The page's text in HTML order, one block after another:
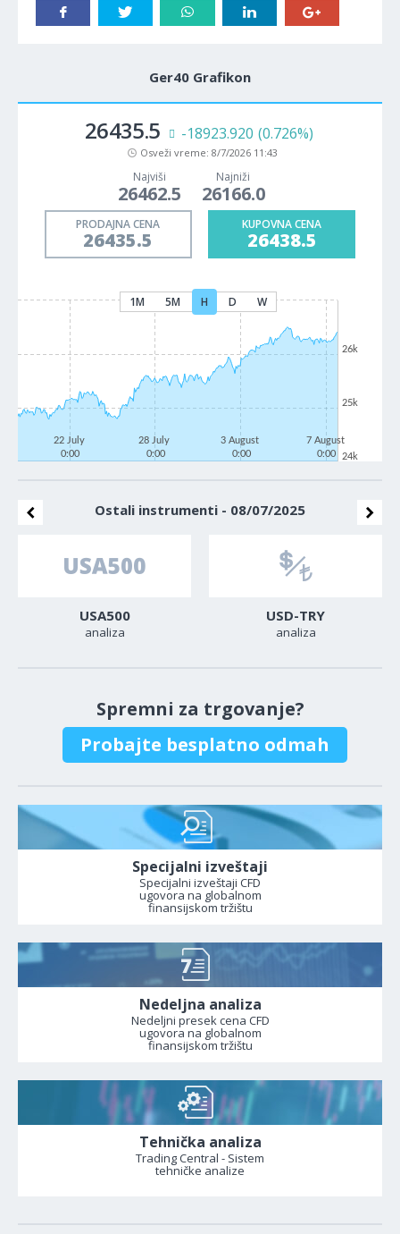
Ger40 Grafikon
26435.0 -18873.200 (0.724%)
Osveži vreme: 8/7/2026 11:43
Najviši
26462.5
Najniži
26166.0
PRODAJNA CENA
26435.0
KUPOVNA CENA
26438.0
1M 5M H D W
22 July
0:00
28 July
0:00
3 August
0:00
7 August
0:00
24k
25k
26k
Ostali instrumenti - 08/07/2025
USA500
analiza
USD-TRY
analiza
Spremni za trgovanje?
Probajte besplatno odmah
Specijalni izveštaji
Specijalni izveštaji CFD
ugovora na globalnom
finansijskom tržištu
Nedeljna analiza
Nedeljni presek cena CFD
ugovora na globalnom
finansijskom tržištu
Tehnička analiza
Trading Central - Sistem
tehničke analize